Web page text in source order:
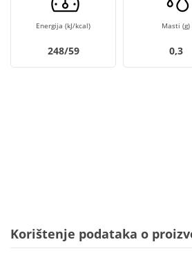
Energija (kJ/kcal)
248/59
Masti (g)
0,3
Korištenje podataka o